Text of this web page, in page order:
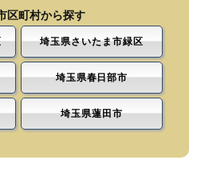
区町村から探す
埼玉県さいたま市緑区
埼玉県春日部市
埼玉県蓮田市